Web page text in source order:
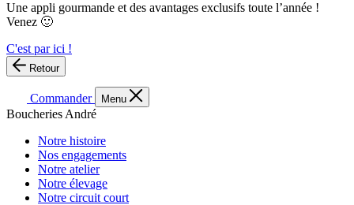
Une appli gourmande et des avantages exclusifs toute l’année !
Venez 🙂
C'est par ici !
Retour
Commander Menu
Boucheries André
Notre histoire
Nos engagements
Notre atelier
Notre élevage
Notre circuit court